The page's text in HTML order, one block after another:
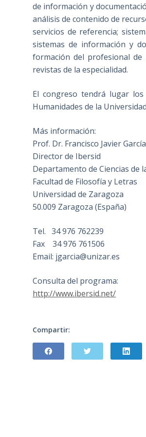
de información y
análisis de contenido de
servicios de referencia;
sistemas de información y
formación del profesional
revistas de la especialidad.
El congreso tendrá lugar los
Humanidades de la
Más información:
Prof. Dr. Francisco Javier
Director de Ibersid
Departamento de Ciencias de
Facultad de Filosofía y Letras
Universidad de Zaragoza
50.009 Zaragoza (España)
Tel. 34 976 762239
Fax 34 976 761506
Email: jgarcia@unizar.es
Consulta del programa:
http://www.ibersid.net/
Compartir: